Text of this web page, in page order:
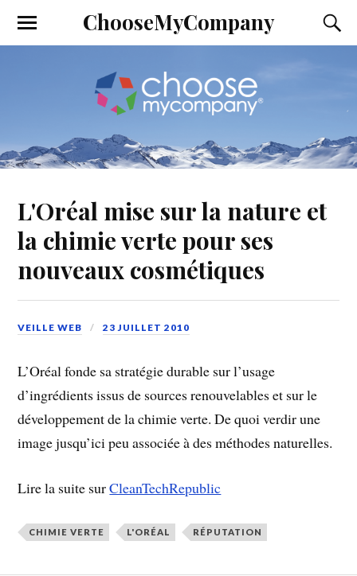
ChooseMyCompany
L'Oréal mise sur la nature et
la chimie verte pour ses
nouveaux cosmétiques
VEILLE WEB 23 JUILLET 2010
L’Oréal fonde sa stratégie durable sur l’usage
d’ingrédients issus de sources renouvelables et sur le
développement de la chimie verte. De quoi verdir une
image jusqu’ici peu associée à des méthodes naturelles.
Lire la suite surCleanTechRepublic
CHIMIE VERTE L'ORÉAL RÉPUTATION